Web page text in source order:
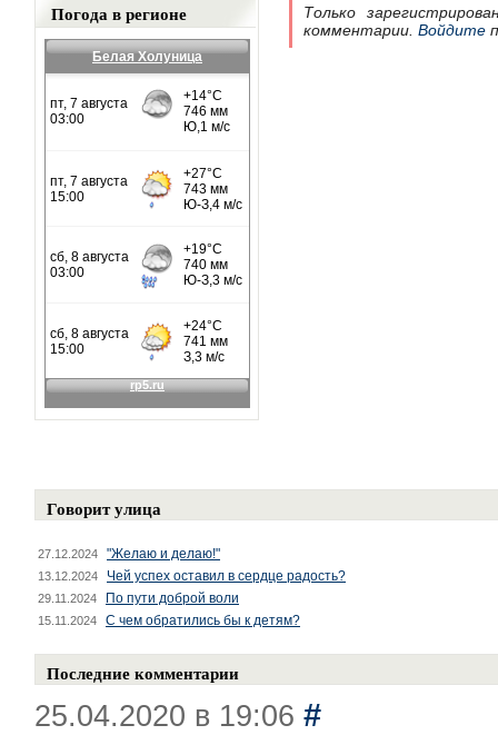
Погода в регионе
Белая Холуница
Только
комментарии. Войдите
Говорит улица
27.12.2024 "Желаю и делаю!"
13.12.2024 Чей успех оставил в сердце радость?
29.11.2024 По пути доброй воли
15.11.2024 С чем обратились бы к детям?
Последние комментарии
25.04.2020 в 19:06 #